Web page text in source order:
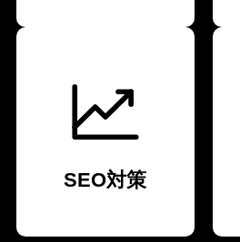
SEO対策